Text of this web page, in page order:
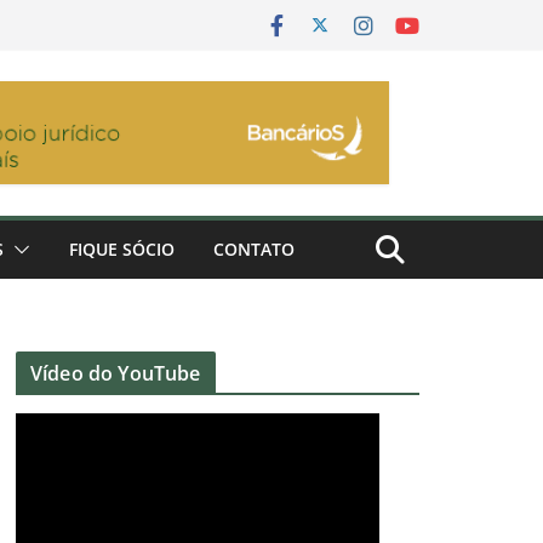
FIQUE SÓCIO CONTATO
Vídeo do YouTube